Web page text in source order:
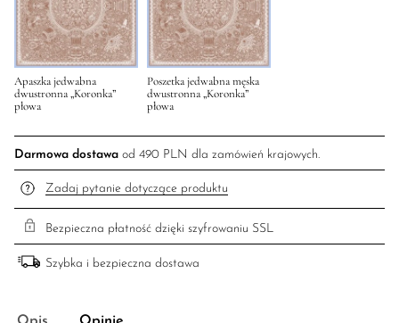
Apaszka jedwabna
dwustronna „Koronka”
płowa
Poszetka jedwabna męska
dwustronna „Koronka”
płowa
Darmowa dostawa od 490 PLN dla zamówień krajowych.
Zadaj pytanie dotyczące produktu
Bezpieczna płatność dzięki szyfrowaniu SSL
Szybka i bezpieczna dostawa